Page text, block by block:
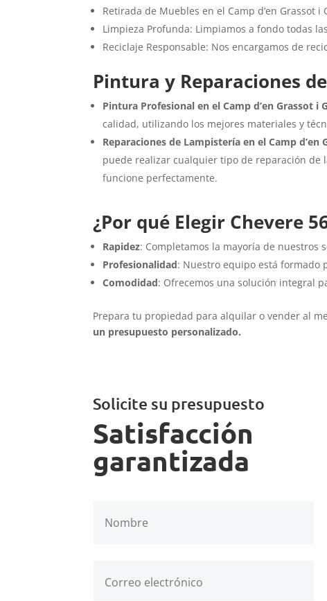
Retirada de Muebles en el Camp d’en Grassot
Limpieza Profunda: Limpiamos a fondo todas
Reciclaje Responsable: Nos encargamos de
Pintura y Reparaciones
Pintura Profesional en el Camp d’en Grassot i
calidad, utilizando los mejores materiales y
Reparaciones de Lampistería en el Camp d’en
puede realizar cualquier tipo de reparación
funcione perfectamente.
¿Por qué Elegir Chevere
Rapidez: Completamos la mayoría de nuestros
Profesionalidad: Nuestro equipo está formado
Comodidad: Ofrecemos una solución integral
Prepara tu propiedad para alquilar o vender al
un presupuesto personalizado.
Solicite su presupuesto
Satisfacción
garantizada